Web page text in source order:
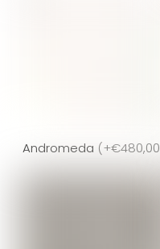
Andromeda (+€480,00